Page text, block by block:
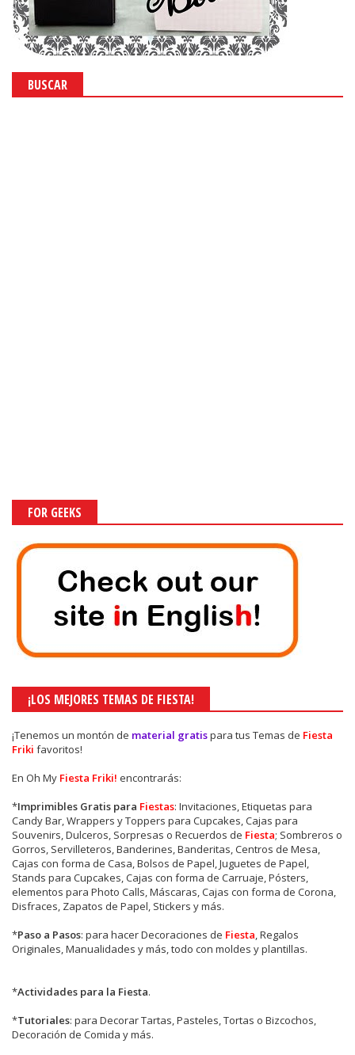
BUSCAR
FOR GEEKS
¡LOS MEJORES TEMAS DE FIESTA!
¡Tenemos un montón de material gratispara tus Temas de Fiesta
Friki favoritos!
En Oh My Fiesta Friki! encontrarás:
*Imprimibles Gratis para Fiestas: Invitaciones, Etiquetas para
Candy Bar, Wrappers y Toppers para Cupcakes, Cajas para
Souvenirs, Dulceros, Sorpresas o Recuerdos de Fiesta; Sombreros o
Gorros, Servilleteros, Banderines, Banderitas, Centros de Mesa,
Cajas con forma de Casa, Bolsos de Papel, Juguetes de Papel,
Stands para Cupcakes, Cajas con forma de Carruaje, Pósters,
elementos para Photo Calls, Máscaras, Cajas con forma de Corona,
Disfraces, Zapatos de Papel, Stickers y más.
*Paso a Pasos: para hacer Decoraciones de Fiesta, Regalos
Originales, Manualidades y más, todo con moldes y plantillas.
*Actividades para la Fiesta.
*Tutoriales: para Decorar Tartas, Pasteles, Tortas o Bizcochos,
Decoración de Comida y más.